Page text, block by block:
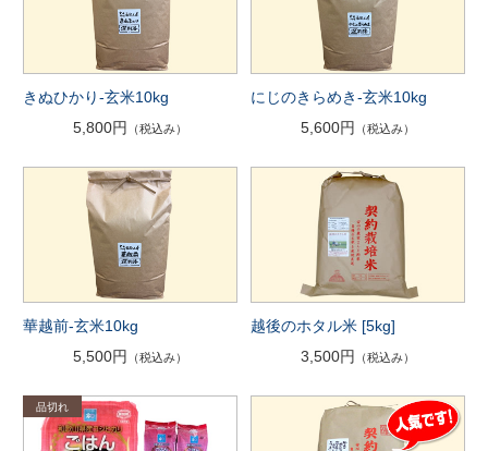
きぬひかり-玄米10kg
5,800円 （税込み）
にじのきらめき-玄米10kg
5,600円
（税込み）
華越前-玄米10kg
5,500円
（税込み）
越後のホタル米 [5kg]
3,500円
（税込み）